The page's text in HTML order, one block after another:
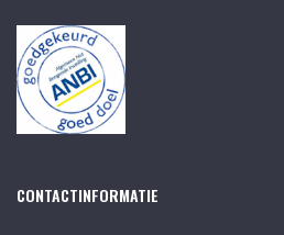
CONTACTINFORMATIE